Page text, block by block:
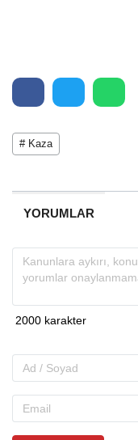
# Kaza
YORUMLAR